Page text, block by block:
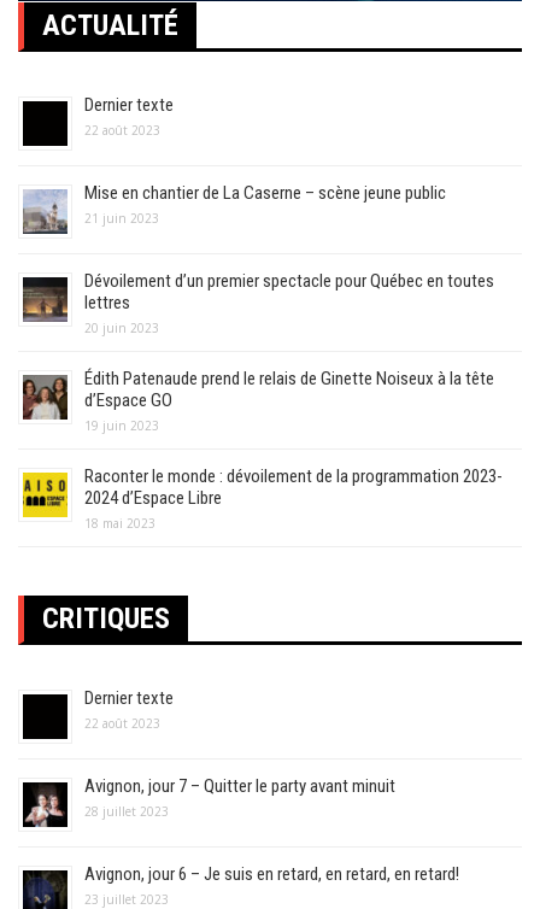
ACTUALITÉ
Dernier texte
22 août 2023
Mise en chantier de La Caserne – scène jeune public
21 juin 2023
Dévoilement d’un premier spectacle pour Québec en toutes
lettres
20 juin 2023
Édith Patenaude prend le relais de Ginette Noiseux à la tête
d’Espace GO
19 juin 2023
Raconter le monde : dévoilement de la programmation 2023-
2024 d’Espace Libre
18 mai 2023
CRITIQUES
Dernier texte
22 août 2023
Avignon, jour 7 – Quitter le party avant minuit
28 juillet 2023
Avignon, jour 6 – Je suis en retard, en retard, en retard!
23 juillet 2023